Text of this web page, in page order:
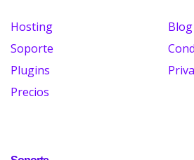
Hosting
Soporte
Plugins
Precios
Blog